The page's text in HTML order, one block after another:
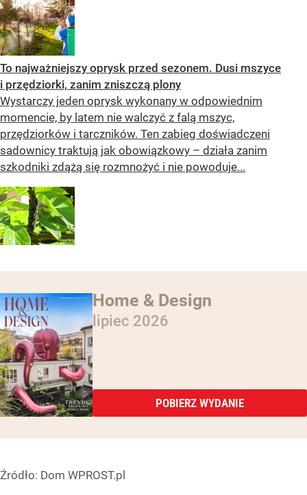
To najważniejszy oprysk przed sezonem. Dusi mszyce
i przędziorki, zanim zniszczą plony
Wystarczy jeden oprysk wykonany w odpowiednim
momencie, by latem nie walczyć z falą mszyc,
przędziorków i tarczników. Ten zabieg doświadczeni
sadownicy traktują jak obowiązkowy – działa zanim
szkodniki zdążą się rozmnożyć i nie powoduje...
Home & Design
lipiec 2026
POBIERZ WYDANIE
Źródło: Dom WPROST.pl